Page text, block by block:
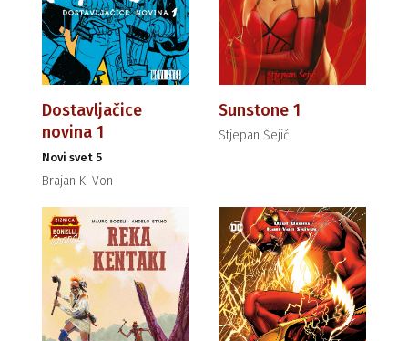
Dostavljačice
novina 1
Novi svet 5
Brajan K. Von
Sunstone 1
Stjepan Šejić